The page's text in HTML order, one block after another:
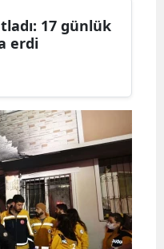
17 günlük
erdi